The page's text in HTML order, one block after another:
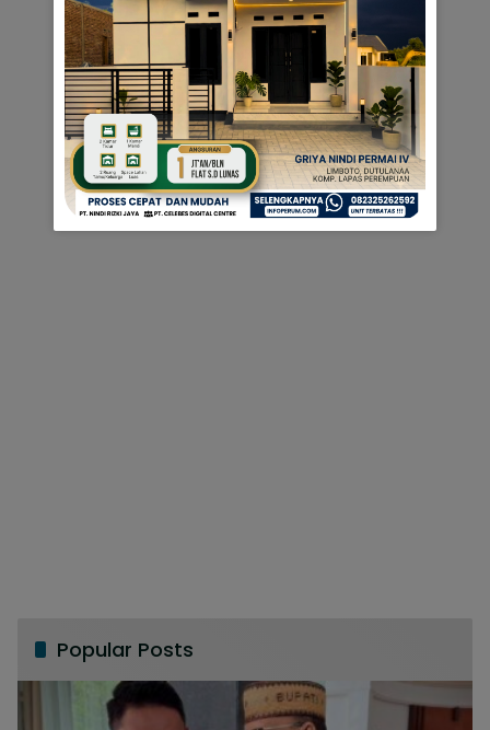
Popular Posts